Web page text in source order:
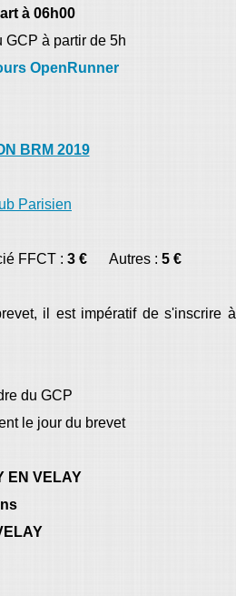
à 06h00
à partir de 5h
OpenRunner
BRM 2019
Parisien
FFCT : 3 € Autres : 5 €
il est impératif de s'inscrire à
du GCP
le jour du brevet
EN VELAY